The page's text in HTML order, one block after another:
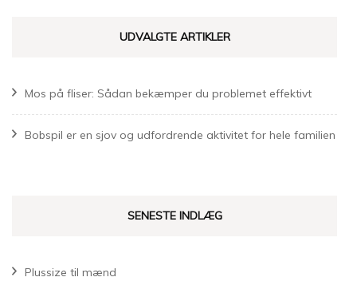
UDVALGTE ARTIKLER
Mos på fliser: Sådan bekæmper du problemet effektivt
Bobspil er en sjov og udfordrende aktivitet for hele familien
SENESTE INDLÆG
Plussize til mænd